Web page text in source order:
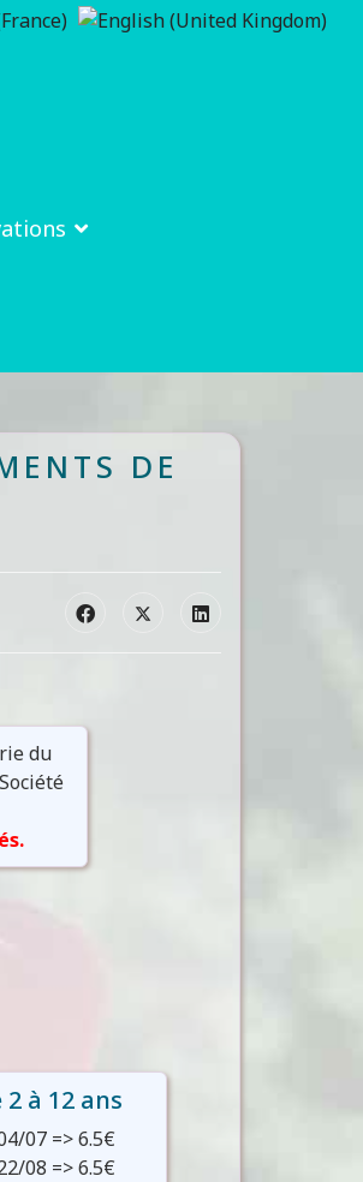
DE
du
à 12 ans
07 => 6.5€
08 => 6.5€